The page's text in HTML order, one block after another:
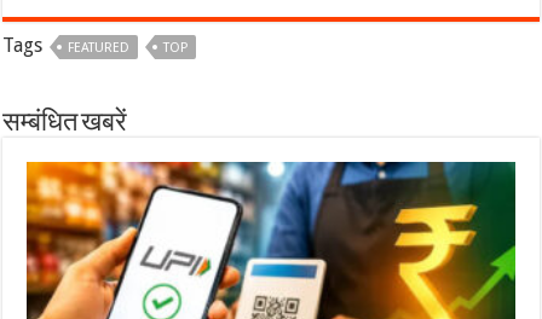
Tags FEATURED TOP
सम्बंधित खबरें